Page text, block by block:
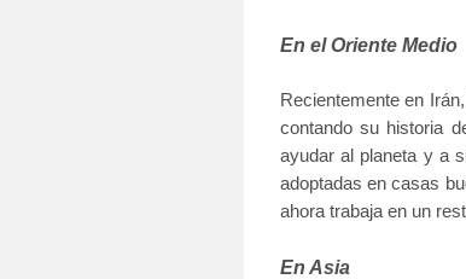
En el Oriente Medio
Recientemente en
contando su historia
ayudar al planeta y a
adoptadas en casas
ahora trabaja en un
En Asia